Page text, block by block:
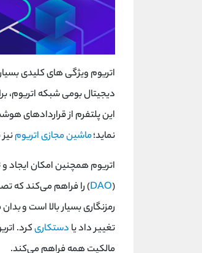
دیجیتال بومی شبکه اتریوم،
این پلتفرم از قراردادهای
نماید؛ماشین مجازی اتریوم
اتریوم همچنین امکان ایجاد
(
DAO) را فراهم می‌کند که
رمزنگاری بسیار بالا است و
تغییر داد یا دستکاریکرد.
مالکیت همه فراهم می‌کند.